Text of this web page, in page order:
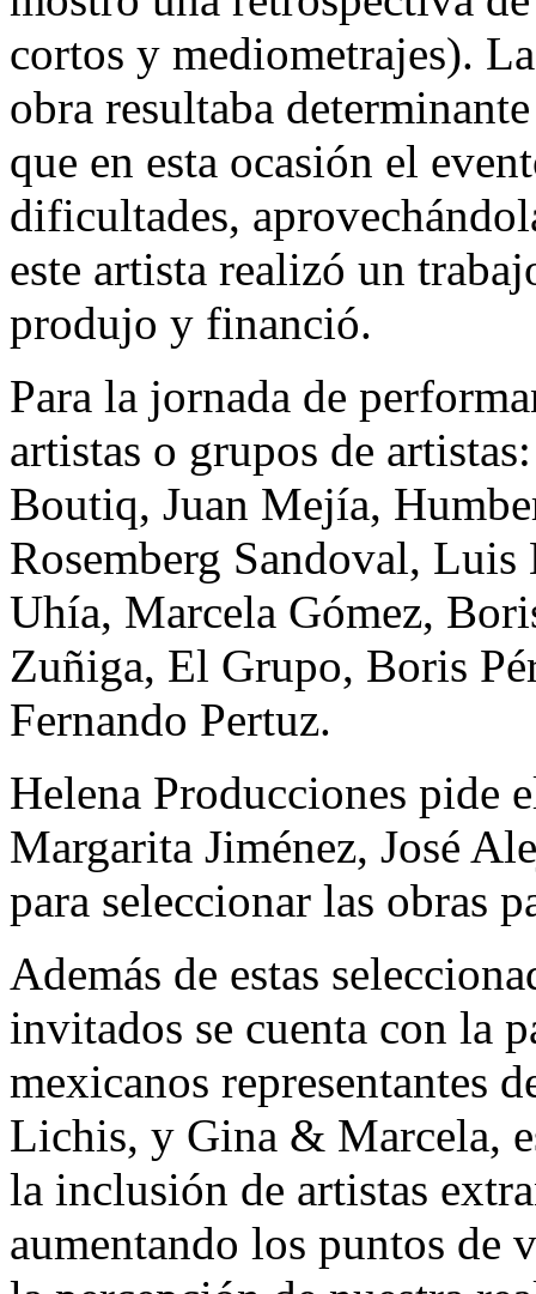
cortos y mediometrajes).
obra resultaba
que en esta ocasión el
dificultades,
este artista realizó un
produjo y financió.
Para la jornada de
artistas o grupos de
Boutiq, Juan Mejía,
Rosemberg Sandoval,
Uhía, Marcela Gómez,
Zuñiga, El Grupo, Boris
Fernando Pertuz.
Helena Producciones pide
Margarita Jiménez, José
para seleccionar las obras
Además de estas
invitados se cuenta con la
mexicanos representantes
Lichis, y Gina & Marcela,
la inclusión de artistas
aumentando los puntos de